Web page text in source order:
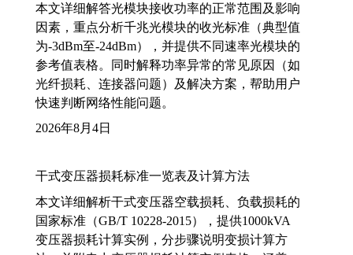
本文详细解答光模块接收功率的正常范围及影响
因素，重点分析千兆光模块的收光标准（典型值
为-3dBm至-24dBm），并提供不同速率光模块的
参考值表格。同时解释功率异常的常见原因（如
光纤损耗、连接器问题）及解决方案，帮助用户
快速判断网络性能问题。
2026年8月4日
干式变压器损耗标准一览表及计算方法
本文详细解析干式变压器空载损耗、负载损耗的
国家标准（GB/T 10228-2015），提供1000kVA
变压器损耗计算实例，分步骤说明变损计算方